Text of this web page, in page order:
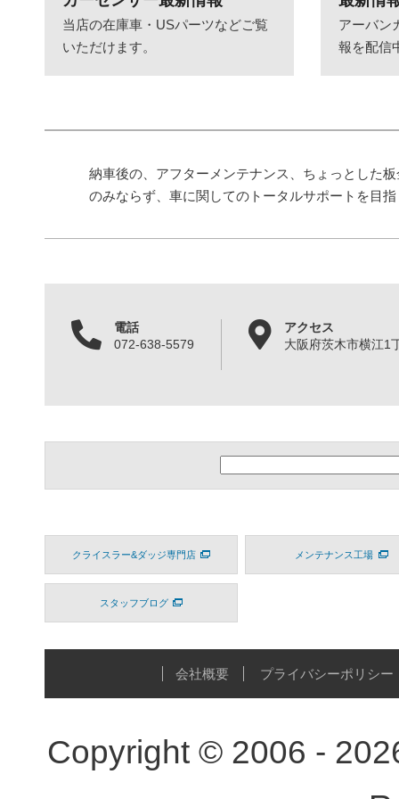
当店の在庫車・USパーツなどご覧
いただけます。
アーバン
報を配信
納車後の、アフターメンテナンス、ちょっとした
のみならず、車に関してのトータルサポートを目
電話
072-638-5579
アクセス
大阪府茨木市横江1
クライスラー&ダッジ専門店 メンテナンス工場
スタッフブログ
会社概要 プライバシーポリシー
Copyright © 2006 -